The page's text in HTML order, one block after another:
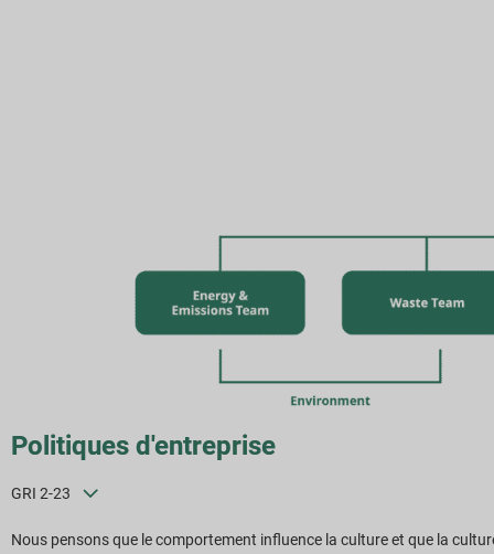
Politiques d'entreprise
GRI 2-23
Nous pensons que le comportement influence la culture et que la